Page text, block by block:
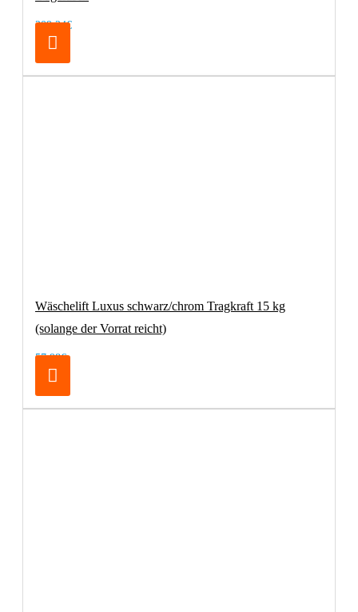
209,24€
Wäschelift Luxus schwarz/chrom Tragkraft 15 kg
(solange der Vorrat reicht)
57,98€